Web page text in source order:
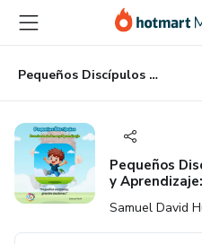
principal
página
de
página
Pequeños Discípulos Aventuras de Amor y Aprendizaje: Ebook infantil cristiano con lecciones y bonitas ilustraciones
Pequeños
y
Samuel David